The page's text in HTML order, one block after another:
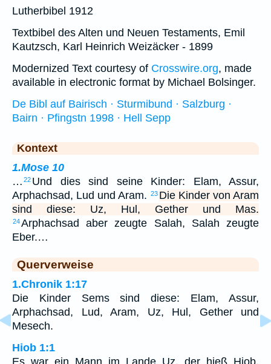
Lutherbibel 1912
Textbibel des Alten und Neuen Testaments, Emil
Kautzsch, Karl Heinrich Weizäcker - 1899
Modernized Text courtesy of Crosswire.org, made
available in electronic format by Michael Bolsinger.
De Bibl auf Bairisch · Sturmibund · Salzburg ·
Bairn · Pfingstn 1998 · Hell Sepp
Kontext
1.Mose 10
… 22 Und dies sind seine Kinder: Elam, Assur,
Arphachsad, Lud und Aram. 23 Die Kinder von Aram
sind diese: Uz, Hul, Gether und Mas.
24Arphachsad aber zeugte Salah, Salah zeugte
Eber.…
Querverweise
1.Chronik 1:17
Die Kinder Sems sind diese: Elam, Assur,
Arphachsad, Lud, Aram, Uz, Hul, Gether und
Mesech.
Hiob 1:1
Es war ein Mann im Lande Uz, der hieß Hiob.